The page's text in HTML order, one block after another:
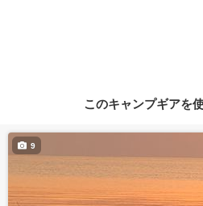
このキャンプギアを
9